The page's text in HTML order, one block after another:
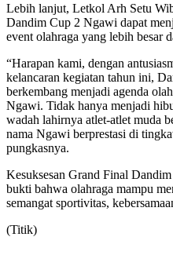
Lebih lanjut, Letkol Arh Setu
Dandim Cup 2 Ngawi dapat
event olahraga yang lebih besar
“Harapan kami, dengan
kelancaran kegiatan tahun ini,
berkembang menjadi agenda
Ngawi. Tidak hanya menjadi
wadah lahirnya atlet-atlet muda
nama Ngawi berprestasi di
pungkasnya.
Kesuksesan Grand Final
bukti bahwa olahraga mampu
semangat sportivitas,
(Titik)